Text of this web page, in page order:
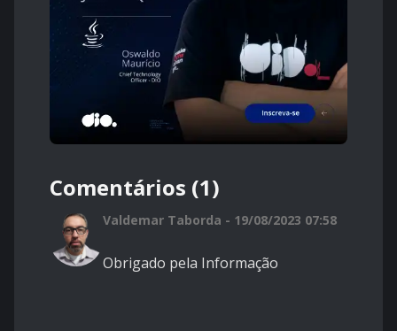
Comentários (1)
Valdemar Taborda - 19/08/2023 07:58
Obrigado pela Informação